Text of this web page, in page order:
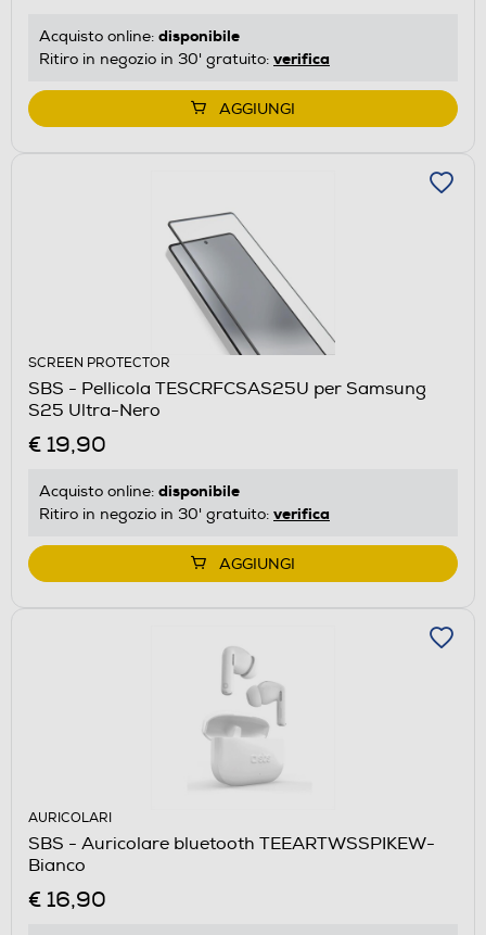
Acquisto online: disponibile
Ritiro in negozio in 30' gratuito: verifica
AGGIUNGI
SCREEN PROTECTOR
SBS - Pellicola TESCRFCSAS25U per Samsung
S25 Ultra-Nero
€ 19,90
Acquisto online: disponibile
Ritiro in negozio in 30' gratuito: verifica
AGGIUNGI
AURICOLARI
SBS - Auricolare bluetooth TEEARTWSSPIKEW-
Bianco
€ 16,90